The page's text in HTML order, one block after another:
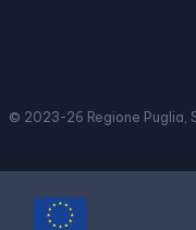
© 2023-26 Regione Puglia,